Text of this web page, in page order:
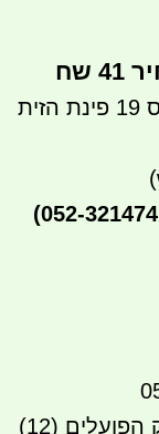
ניתן לבצע איסוף עצמי - רחוב ההדס 19 פינת הזית
3214741) רכישה
העברה בנקאית לחשבון 12230 בנק הפועלים (12)